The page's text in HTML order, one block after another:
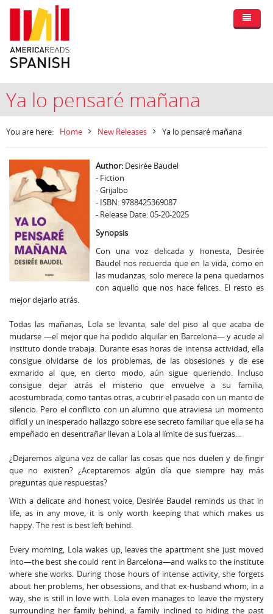
Ya lo pensaré mañana
You are here: Home New Releases Ya lo pensaré mañana
Author:Desirée Baudel
- Fiction
- Grijalbo
- ISBN: 9788425369087
- Release Date: 05-20-2025
Synopsis
Con una voz delicada y honesta, Desirée
Baudel nos recuerda que en la vida, como en
las mudanzas, solo merece la pena quedarnos
con aquello que nos hace felices. El resto es
mejor dejarlo atrás.
Todas las mañanas, Lola se levanta, sale del piso al que acaba de
mudarse —el mejor que ha podido alquilar en Barcelona— y acude al
instituto donde trabaja. Durante esas horas de intensa actividad, ella
consigue olvidarse de los problemas, de las obsesiones y de ese
exmarido al que, en cierto modo, aún sigue queriendo. Incluso
consigue dejar atrás el misterio que envuelve a su familia,
acostumbrada, como tantas otras, a cubrir el pasado con un manto de
silencio. Pero el conflicto con un alumno que atraviesa un momento
difícil y un inesperado hallazgo sobre ese secreto familiar que ella se ha
empeñado en desentrañar llevan a Lola al límite de sus fuerzas...
¿Dejaremos alguna vez de callar las cosas que nos duelen y de fingir
que no existen? ¿Aceptaremos algún día que siempre hay más
preguntas que respuestas?
With a delicate and honest voice, Desirée Baudel reminds us that in
life, as in any move, it is only worth keeping that which makes us
happy. The rest is best left behind.
Every morning, Lola wakes up, leaves the apartment she just moved
into—the best she could rent in Barcelona—and walks to the institute
where she works. During those hours of intense activity, she forgets
about her problems, her obsessions, and that ex-husband whom, in a
way, she is still in love with. Lola even manages to leave the mystery
surrounding her family behind, a family inclined to hiding the past